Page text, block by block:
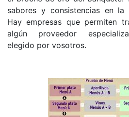
sabores y consistencias en la
Hay empresas que permiten
algún proveedor
elegido por vosotros.